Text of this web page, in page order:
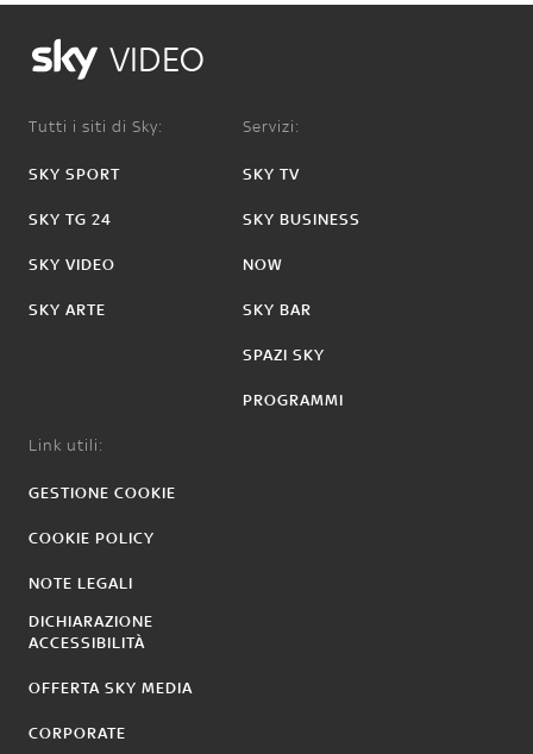
VIDEO
Tutti i siti di Sky:
SKY SPORT
SKY TG 24
SKY VIDEO
SKY ARTE
Servizi:
SKY TV
SKY BUSINESS
NOW
SKY BAR
SPAZI SKY
PROGRAMMI
Link utili:
GESTIONE COOKIE
COOKIE POLICY
NOTE LEGALI
DICHIARAZIONE
ACCESSIBILITÀ
OFFERTA SKY MEDIA
CORPORATE